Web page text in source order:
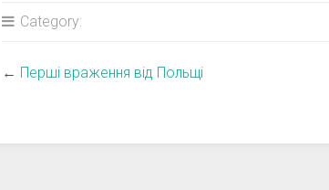
Category:
← Перші враження від Польщі